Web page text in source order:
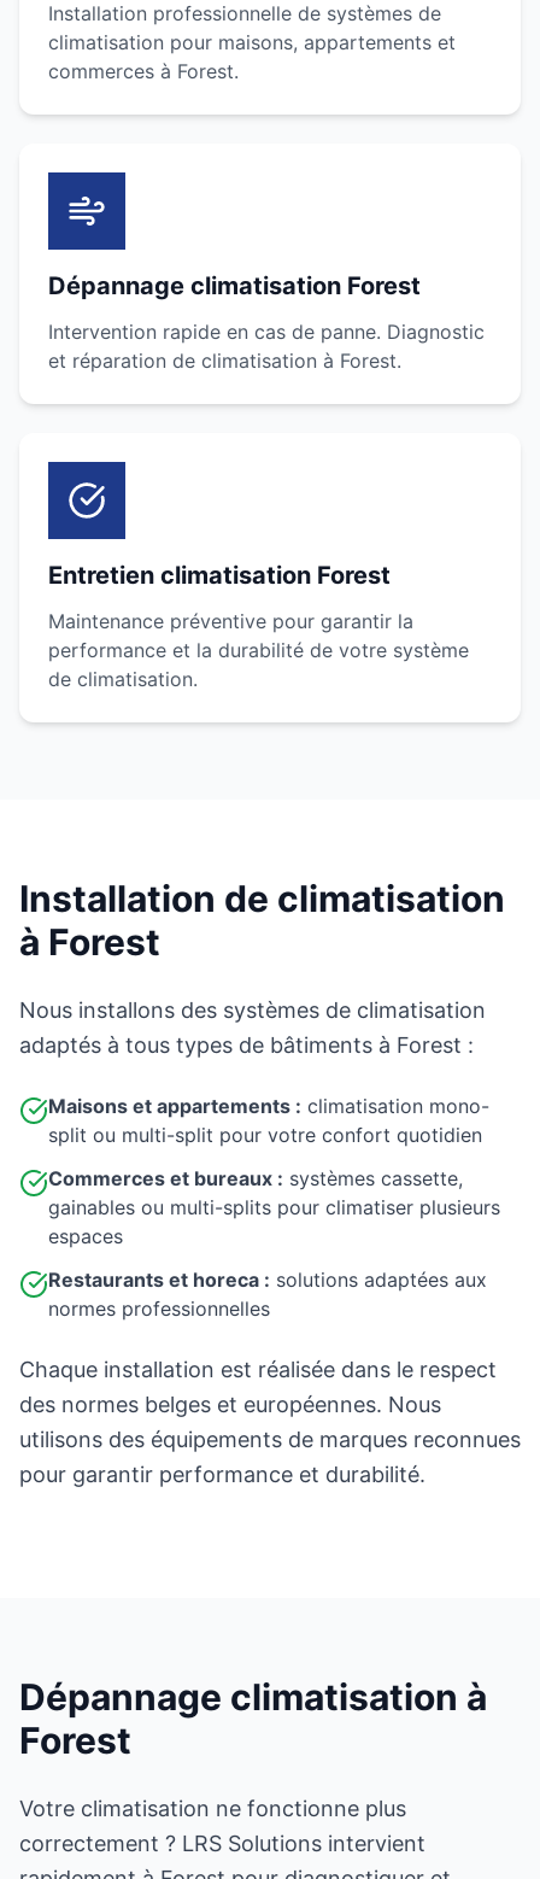
Installation professionnelle de systèmes de
climatisation pour maisons, appartements et
commerces à Forest.
Dépannage climatisation Forest
Intervention rapide en cas de panne. Diagnostic
et réparation de climatisation à Forest.
Entretien climatisation Forest
Maintenance préventive pour garantir la
performance et la durabilité de votre système
de climatisation.
Installation de climatisation
à Forest
Nous installons des systèmes de climatisation
adaptés à tous types de bâtiments à Forest :
Maisons et appartements : climatisation mono-
split ou multi-split pour votre confort quotidien
Commerces et bureaux : systèmes cassette,
gainables ou multi-splits pour climatiser plusieurs
espaces
Restaurants et horeca : solutions adaptées aux
normes professionnelles
Chaque installation est réalisée dans le respect
des normes belges et européennes. Nous
utilisons des équipements de marques reconnues
pour garantir performance et durabilité.
Dépannage climatisation à
Forest
Votre climatisation ne fonctionne plus
correctement ? LRS Solutions intervient